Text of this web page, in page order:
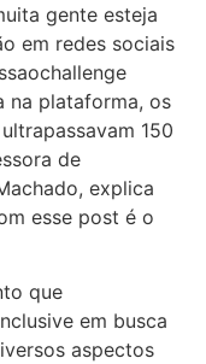
gente esteja
em redes sociais
na plataforma, os
150
de
explica
esse post é o
que
em busca
aspectos